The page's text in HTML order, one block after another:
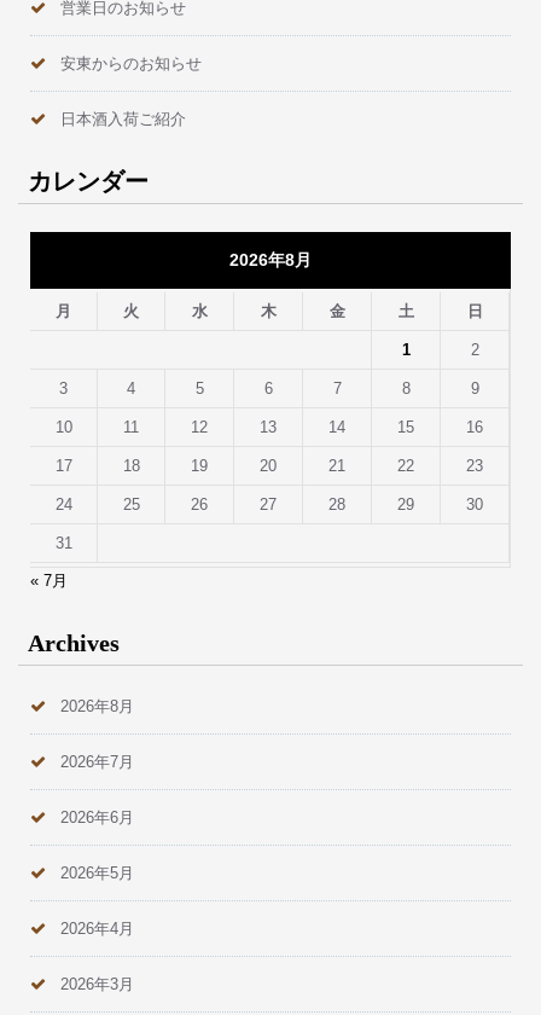
営業日のお知らせ
安東からのお知らせ
日本酒入荷ご紹介
カレンダー
2026年8月
月 火 水 木 金 土 日
1 2
3 4 5 6 7 8 9
10 11 12 13 14 15 16
17 18 19 20 21 22 23
24 25 26 27 28 29 30
31
« 7月
Archives
2026年8月
2026年7月
2026年6月
2026年5月
2026年4月
2026年3月